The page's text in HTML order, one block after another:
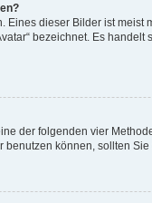
dieser Bilder ist
bezeichnet. Es
der folgenden vier
können, sollten